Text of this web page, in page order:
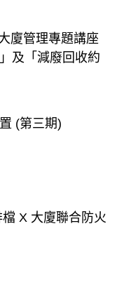
廈管理專題講座
及「減廢回收約
(第三期)
X 大廈聯合防火